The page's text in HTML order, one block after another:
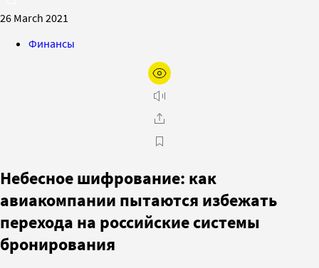
26 March 2021
Финансы
Небесное шифрование: как
авиакомпании пытаются избежать
перехода на российские системы
бронирования